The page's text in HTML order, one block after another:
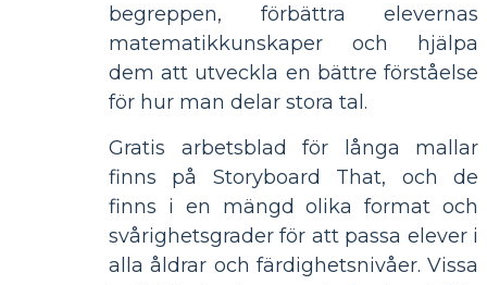
begreppen, förbättra elevernas
matematikkunskaper och hjälpa
dem att utveckla en bättre förståelse
för hur man delar stora tal.
Gratis arbetsblad för långa mallar
finns på Storyboard That, och de
finns i en mängd olika format och
svårighetsgrader för att passa elever i
alla åldrar och färdighetsnivåer. Vissa